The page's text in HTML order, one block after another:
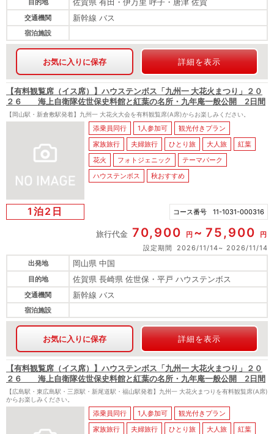
目的地
交通機関 新幹線 バス
宿泊施設
お気に入りに保存 詳細を表示
【有料観覧席（イス席）】ハウステンボス「九州一 大花火まつり」２０
２６ 海上自衛隊佐世保史料館と紅葉の名所・九年庵一般公開 2日間
【岡山駅・新倉敷駅発着】九州一 大花火大会を有料観覧席(A席)からお楽しみください。
添乗員同行 1人参加可
観光付きプラン
家族旅行
夫婦旅行 ひとり旅 大人旅
紅葉
花火
フォトジェニック
テーマパーク
ハウステンボス
秋おすすめ
1泊2日 コース番号 11-1031-000316
旅行代金 70,900 円 75,900
円
設定期間
2026/11/14
2026/11/14
出発地
岡山県 中国
目的地 佐賀県 長崎県 佐世保・平戸 ハウステンボス
交通機関 新幹線 バス
宿泊施設
お気に入りに保存 詳細を表示
【有料観覧席（イス席）】ハウステンボス「九州一 大花火まつり」２０
２６ 海上自衛隊佐世保史料館と紅葉の名所・九年庵一般公開 2日間
【広島駅・東広島駅・三原駅・新尾道駅・福山駅発着】九州一 大花火まつりを有料観覧席(A席)
からお楽しみください。
添乗員同行 1人参加可
観光付きプラン
家族旅行
夫婦旅行 ひとり旅 大人旅
紅葉